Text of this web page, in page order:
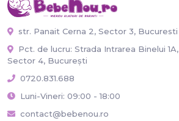
str. Panait Cerna 2, Sector 3, Bucuresti
Pct. de lucru: Strada Intrarea Binelui
Sector 4, București
0720.831.688
Luni-Vineri: 09:00 - 18:00
contact@bebenou.ro